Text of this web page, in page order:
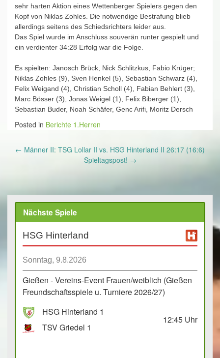
sehr harten Aktion eines Wettenberger Spielers gegen den
Kopf von Niklas Zohles. Die notwendige Bestrafung blieb
allerdings seitens des Schiedsrichters leider aus.
Das Spiel wurde im Anschluss souverän runter gespielt und
ein verdienter 34:28 Erfolg war die Folge.
Es spielten: Janosch Brück, Nick Schlitzkus, Fabio Krüger;
Niklas Zohles (9), Sven Henkel (5), Sebastian Schwarz (4),
Felix Weigand (4), Christian Scholl (4), Fabian Behlert (3),
Marc Bösser (3), Jonas Weigel (1), Felix Biberger (1),
Sebastian Buder, Noah Schäfer, Genc Arifi, Moritz Dersch
Posted in Berichte 1.Herren
Post
← Männer II: TSG Lollar II vs. HSG Hinterland II 26:17 (16:6)
Spieltagspost! →
Nächste Spiele
HSG Hinterland
Sonntag, 9.8.2026
Gießen - Vereins-Event Frauen/weiblich (Gießen
Freundschaftsspiele u. Turniere 2026/27)
HSG Hinterland 1
TSV Griedel 1
12:45 Uhr